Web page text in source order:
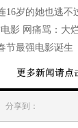
16岁的她也逃不
影 网痛骂：大
节最强电影诞生
分享到：